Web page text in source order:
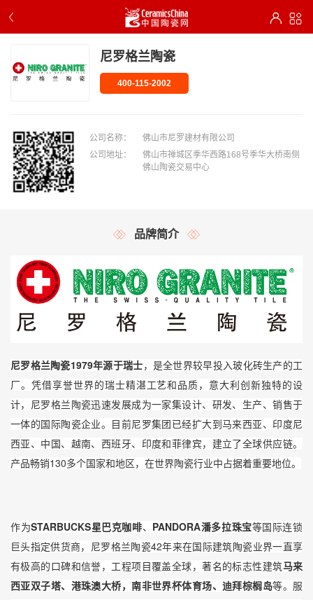
尼罗格兰陶瓷
400-115-2002
公司名称：
佛山市尼罗建材有限公司
公司地址：
佛山市禅城区季华西路168号季华大桥南侧
佛山陶瓷交易中心
品牌简介
尼罗格兰陶瓷1979年源于瑞士 ，是全世界较早投入玻化砖生产的工
厂。凭借享誉世界的瑞士精湛工艺和品质，意大利创新独特的设
计，尼罗格兰陶瓷迅速发展成为一家集设计、研发、生产、销售于
一体的国际陶瓷企业。目前尼罗集团已经扩大到马来西亚、印度尼
西亚、中国、越南、西班牙、印度和菲律宾，建立了全球供应链。
产品畅销130多个国家和地区，在世界陶瓷行业中占据着重要地位。
作为STARBUCKS星巴克咖啡、 PANDORA潘多拉珠宝等国际连锁
巨头指定供货商，尼罗格兰陶瓷42年来在国际建筑陶瓷业界一直享
有极高的口碑和信誉，工程项目覆盖全球，著名的标志性建筑马来
西亚双子塔、港珠澳大桥，南非世界杯体育场、迪拜棕榈岛等。服